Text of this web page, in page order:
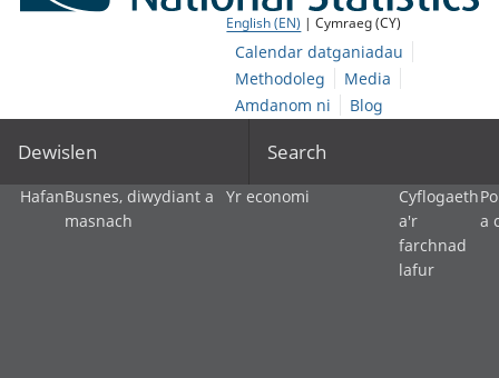
English (EN) | Cymraeg (CY)
Calendar datganiadau
Methodoleg
Media
Amdanom ni
Blog
Dewislen Search
HafanBusnes, diwydiant a
masnach
Yr economi
Cyflogaeth
a'r
farchnad
lafur
a